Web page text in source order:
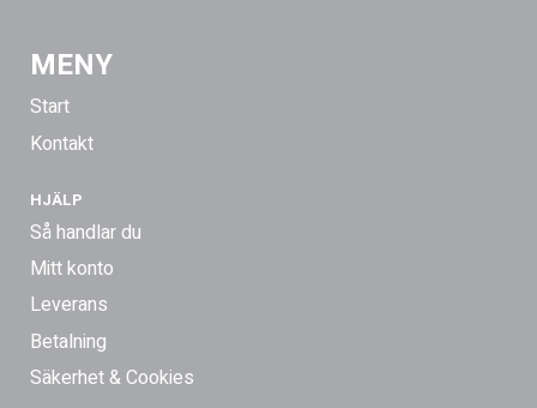
MENY
Start
Kontakt
HJÄLP
Så handlar du
Mitt konto
Leverans
Betalning
Säkerhet & Cookies